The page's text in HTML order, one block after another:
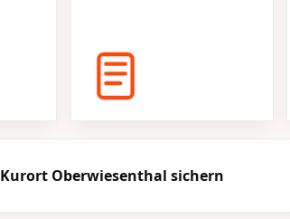
Oberwiesenthal sichern